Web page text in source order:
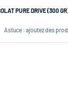
PURE DRIVE (300
Astuce : ajoutez des